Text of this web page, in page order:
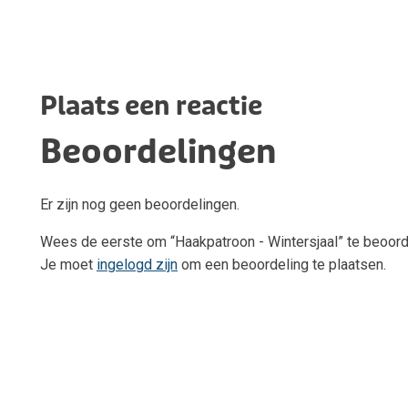
Plaats een reactie
Beoordelingen
Er zijn nog geen beoordelingen.
Wees de eerste om “Haakpatroon - Wintersjaal” te
Je moet ingelogd zijn om een beoordeling te plaatsen.